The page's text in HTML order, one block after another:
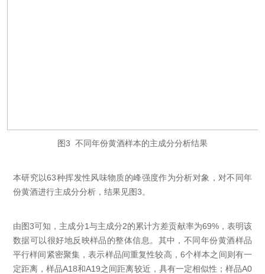
图3 不同年份黄酒样本的主成分分析结果
本研究以63种挥发性风味物质的峰强度作为分析对象，对不同年
份黄酒进行主成分分析，结果见图3。
由图3可知，主成分1与主成分2的累计方差贡献率为69%，表明该
数据可以很好地反映样品的整体信息。其中，不同年份黄酒样品
平行样间紧密聚集，表示样品间重复性较高，6个样本之间则有一
定距离，样品A18和A19之间距离较近，具有一定相似性；样品A0